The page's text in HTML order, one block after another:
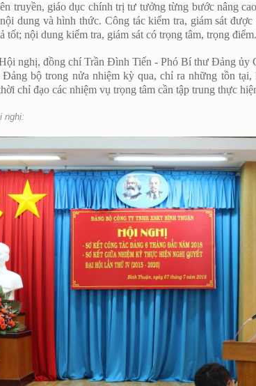
giáo dục chính trị tư tưởng từng bước nâng
dung và hình thức. Công tác kiểm tra, giám sát
tốt; nội dung kiểm tra, giám sát có trọng tâm, trọng điểm.
nghị, đồng chí Trần Đình Tiến - Phó Bí thư Đảng ủy
Đảng bộ trong nửa nhiệm kỳ qua, chỉ ra những tồn tại,
chỉ đạo các nhiệm vụ trọng tâm cần tập trung thực
nghị: